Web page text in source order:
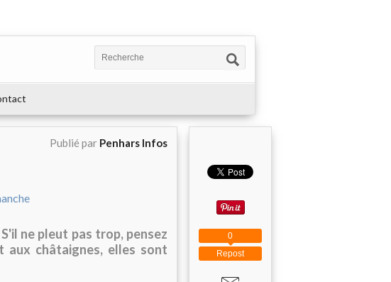
Publié par Penhars Infos
ne pleut pas trop, pensez
aux châtaignes, elles sont
Repost
0